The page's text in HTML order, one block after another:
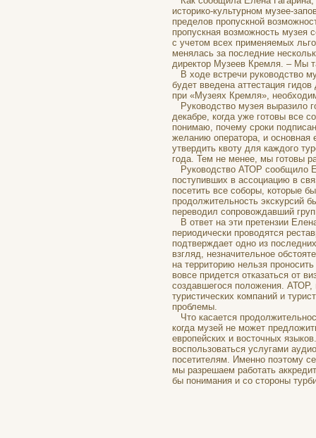
историко-культурном музее-
пределов пропускной
пропускная возможность музея
с учетом всех применяемых
менялась за последние
директор Музеев Кремля. – Мы
В ходе встречи руководство
будет введена аттестация
при «Музеях Кремля»,
Руководство музея выразило
декабре, когда уже готовы все
понимаю, почему сроки
желанию оператора, и основная
утвердить квоту для каждого
года. Тем не менее, мы готовы
Руководство АТОР сообщило
поступивших в ассоциацию в
посетить все соборы, которые
продолжительность экскурсий
переводил сопровождавший
В ответ на эти претензии
периодически проводятся
подтверждает одно из
взгляд, незначительное
на территорию нельзя
вовсе придется отказаться от
создавшегося положения. АТОР,
туристических компаний и
проблемы.
Что касается
когда музей не может
европейских и восточных
воспользоваться услугами
посетителям. Именно поэтому
мы разрешаем работать
бы понимания и со стороны